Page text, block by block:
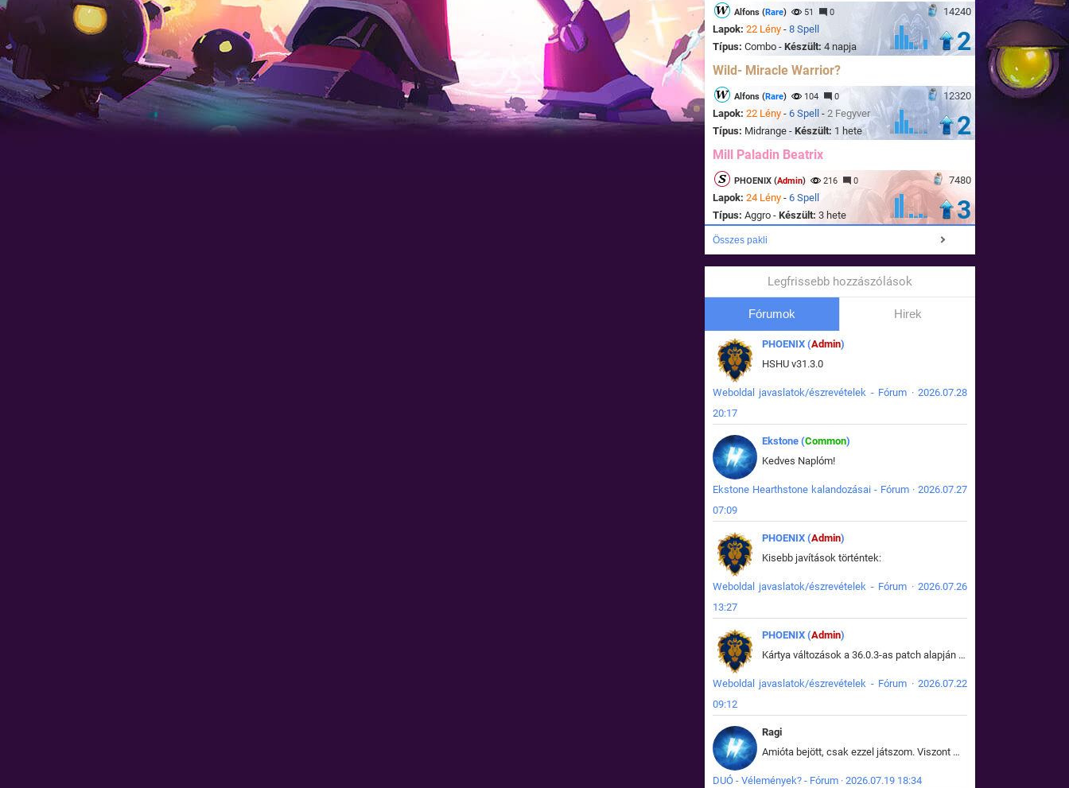
14240
Alfons (Rare) 51 0
Lapok: 22 Lény - 8 Spell
Típus: Combo - Készült: 4 napja 2
Wild- Miracle Warrior?
12320
Alfons (Rare) 104 0
Lapok: 22 Lény - 6 Spell - 2 Fegyver
Típus: Midrange - Készült: 1 hete 2
Mill Paladin Beatrix
7480
PHOENIX (Admin) 216 0
Lapok: 24 Lény - 6 Spell
Típus: Aggro - Készült: 3 hete 3
Összes pakli
Legfrissebb hozzászólások
Fórumok Hirek
PHOENIX (Admin)
HSHU v31.3.0
Weboldal javaslatok/észrevételek - Fórum · 2026.07.28
20:17
Ekstone (Common)
Kedves Naplóm!
Ekstone Hearthstone kalandozásai - Fórum · 2026.07.27
07:09
PHOENIX (Admin)
Kisebb javítások történtek:
Weboldal javaslatok/észrevételek - Fórum · 2026.07.26
13:27
PHOENIX (Admin)
Kártya változások a 36.0.3-as patch alapján frissítve az adatbázisban (képek is cserélve).
Weboldal javaslatok/észrevételek - Fórum · 2026.07.22
09:12
Ragi
Amióta bejött, csak ezzel játszom. Viszont mint minden más - akár az alapjáték is, ez is baromira összetett lett. Néha már pár kör után is esélytelen az egész. Vagy irreállisan túltápol valaki, vagy lelép a partner, vagy csak hülye mint a segg. És amikor eljönne az én időm, na akkor jön el mindenki másé is. Engem jobban érdekelne, hogy ki milyen ratingen szokott játszani. Na ez lenne egy érdekes adat.
DUÓ - Vélemények? - Fórum · 2026.07.19 18:34